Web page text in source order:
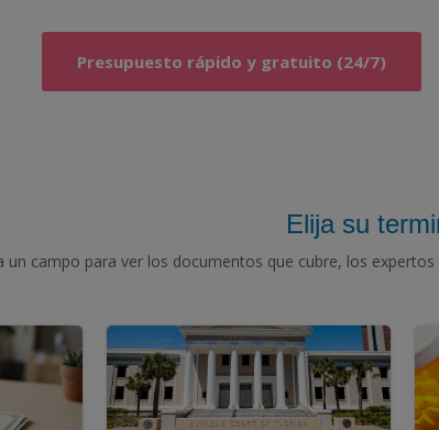
Presupuesto rápido y gratuito (24/7)
Elija su
un campo para ver los documentos que cubre, los